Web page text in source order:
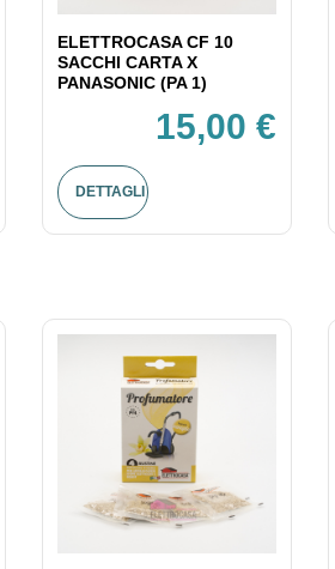
ELETTROCASA CF 10
SACCHI CARTA X
PANASONIC (PA 1)
15,00 €
DETTAGLI